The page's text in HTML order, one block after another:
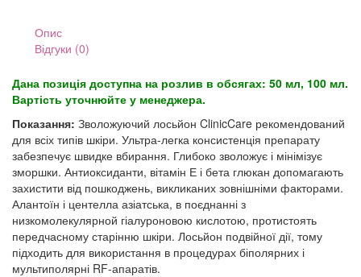
Опис
Відгуки (0)
Дана позиція доступна на розлив в обсягах: 50 мл, 100 мл.
Вартість уточнюйте у менеджера.
Показання: Зволожуючий лосьйон ClinicCare рекомендований
для всіх типів шкіри. Ультра-легка консистенція препарату
забезпечує швидке вбирання. Глибоко зволожує і мінімізує
зморшки. Антиоксиданти, вітамін Е і бета глюкан допомагають
захистити від пошкоджень, викликаних зовнішніми факторами.
Алантоїн і центелла азіатська, в поєднанні з
низкомолекулярной гіалуроновою кислотою, протистоять
передчасному старінню шкіри. Лосьйон подвійної дії, тому
підходить для використання в процедурах біполярних і
мультиполярні RF-апаратів.